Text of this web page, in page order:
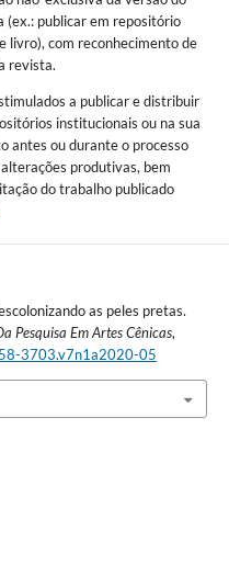
(ex.: publicar em repositório
livro), com reconhecimento de
revista.
a publicar e distribuir
institucionais ou na sua
antes ou durante o processo
produtivas, bem
do trabalho publicado
as peles pretas.
Pesquisa Em Artes Cênicas,
3703.v7n1a2020-05